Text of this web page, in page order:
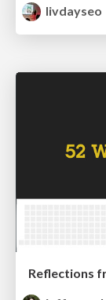
livdayseo
Reflections